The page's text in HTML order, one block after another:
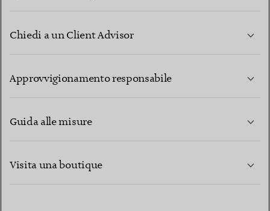
Chiedi a un Client Advisor
Approvvigionamento responsabile
Guida alle misure
Visita una boutique